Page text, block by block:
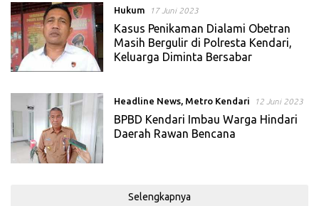
Hukum 17 Juni 2023
Kasus Penikaman Dialami Obetran
Masih Bergulir di Polresta Kendari,
Keluarga Diminta Bersabar
Headline News, Metro Kendari 12 Juni 2023
BPBD Kendari Imbau Warga Hindari
Daerah Rawan Bencana
Selengkapnya